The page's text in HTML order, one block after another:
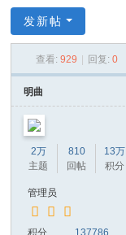
醒
园
发新帖
查看: 929 回复: 0
明曲
2万
主题
810
回帖
13万
积分
管理员
积分 137786